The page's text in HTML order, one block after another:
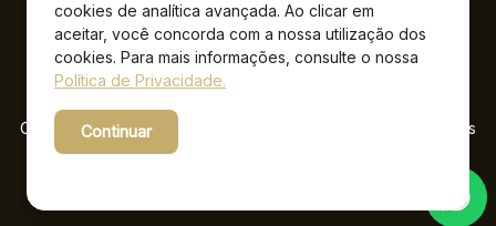
cookies de analítica avançada. Ao clicar em
aceitar, você concorda com a nossa utilização dos
cookies. Para mais informações, consulte o nossa
Política de Privacidade.
Continuar
Copyright © 2026 Jockey Plaza Shopping – Todos os direitos